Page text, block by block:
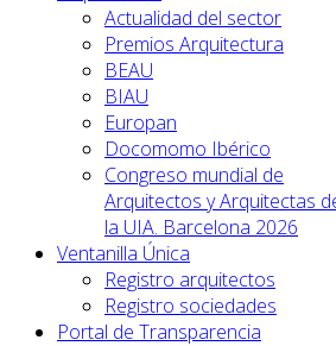
Actualidad del sector
Premios Arquitectura
BEAU
BIAU
Europan
Docomomo Ibérico
Congreso mundial de
Arquitectos y Arquitectas
la UIA. Barcelona 2026
Ventanilla Única
Registro arquitectos
Registro sociedades
Portal de Transparencia